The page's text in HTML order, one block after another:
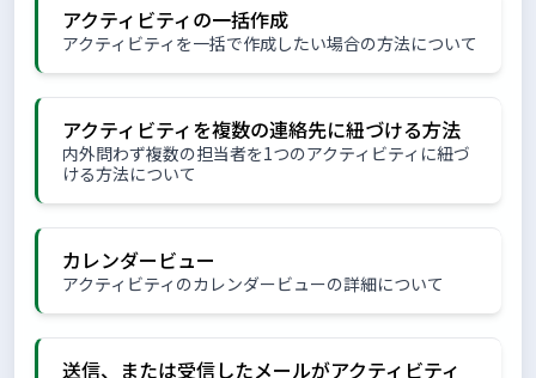
アクティビティの一括作成
アクティビティを一括で作成したい場合の方法について
アクティビティを複数の連絡先に紐づける方法
内外問わず複数の担当者を1つのアクティビティに紐づ
ける方法について
カレンダービュー
アクティビティのカレンダービューの詳細について
送信、または受信したメールがアクティビティ